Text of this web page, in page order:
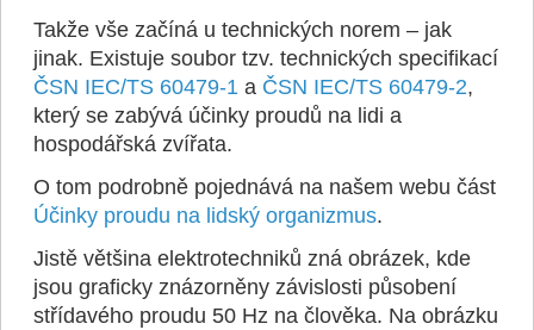
Takže vše začíná u technických norem – jak
jinak. Existuje soubor tzv. technických specifikací
ČSN IEC/TS 60479-1a ČSN IEC/TS 60479-2,
který se zabývá účinky proudů na lidi a
hospodářská zvířata.
O tom podrobně pojednává na našem webu část
Účinky proudu na lidský organizmus.
Jistě většina elektrotechniků zná obrázek, kde
jsou graficky znázorněny závislosti působení
střídavého proudu 50 Hz na člověka. Na obrázku